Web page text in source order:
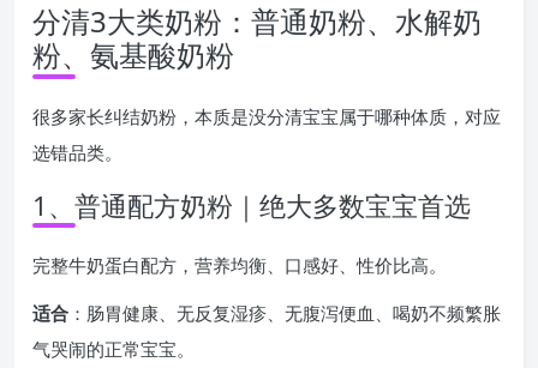
分清3大类奶粉：普通奶粉、水解奶
粉、氨基酸奶粉
很多家长纠结奶粉，本质是没分清宝宝属于哪种体质，对应
选错品类。
1、普通配方奶粉｜绝大多数宝宝首选
完整牛奶蛋白配方，营养均衡、口感好、性价比高。
适合 ：肠胃健康、无反复湿疹、无腹泻便血、喝奶不频繁胀
气哭闹的正常宝宝。